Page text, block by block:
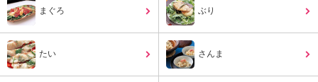
ケ
ョ
まぐろ ぶり
たい さんま